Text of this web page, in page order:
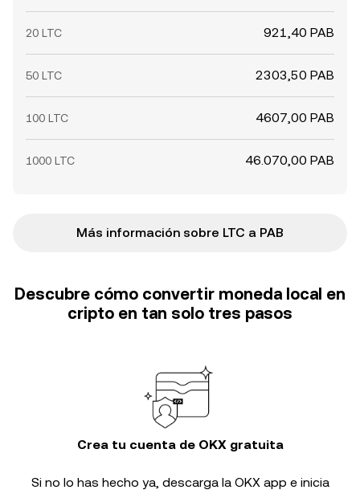
20 LTC 921,40 PAB
50 LTC 2303,50 PAB
100 LTC 4607,00 PAB
1000 LTC 46.070,00 PAB
Más información sobre LTC a PAB
Descubre cómo convertir moneda local en
cripto en tan solo tres pasos
Crea tu cuenta de OKX gratuita
Si no lo has hecho ya, descarga la OKX app e inicia